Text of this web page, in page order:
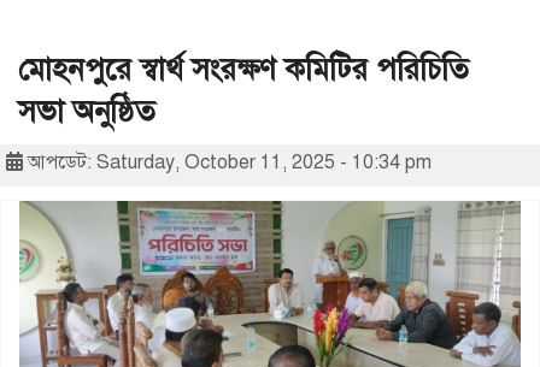
মোহনপুরে স্বার্থ সংরক্ষণ কমিটির পরিচিতি
সভা অনুষ্ঠিত
আপডেট: Saturday, October 11, 2025 - 10:34 pm